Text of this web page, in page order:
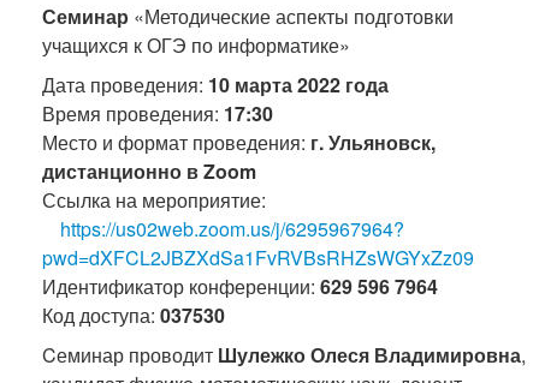
Семинар «Методические аспекты подготовки
учащихся к ОГЭ по информатике»
Дата проведения: 10 марта 2022 года
Время проведения: 17:30
Место и формат проведения: г. Ульяновск,
дистанционно в Zoom
Ссылка на мероприятие:
https://us02web.zoom.us/j/6295967964?
pwd=dXFCL2JBZXdSa1FvRVBsRHZsWGYxZz09
Идентификатор конференции: 629 596 7964
Код доступа: 037530
Cеминар проводит Шулежко Олеся Владимировна,